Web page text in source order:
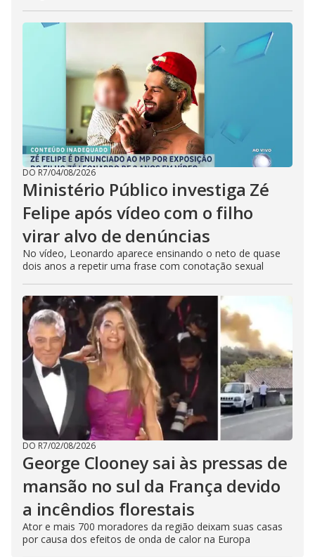
DO R7/04/08/2026
Ministério Público investiga Zé
Felipe após vídeo com o filho
virar alvo de denúncias
No vídeo, Leonardo aparece ensinando o neto de quase
dois anos a repetir uma frase com conotação sexual
DO R7/02/08/2026
George Clooney sai às pressas de
mansão no sul da França devido
a incêndios florestais
Ator e mais 700 moradores da região deixam suas casas
por causa dos efeitos de onda de calor na Europa